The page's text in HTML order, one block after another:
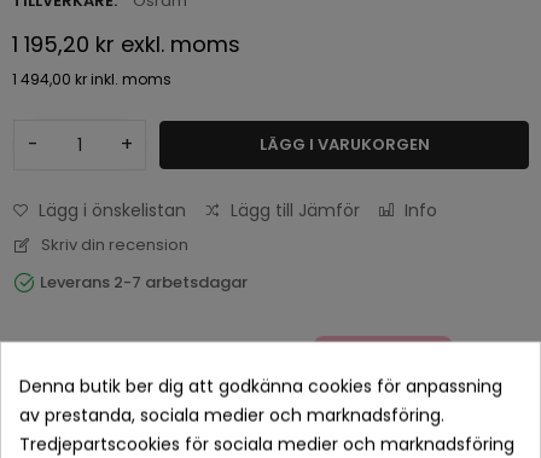
1 195,20 kr exkl. moms
1 494,00 kr inkl. moms
- + LÄGG I VARUKORGEN
Lägg i önskelistan Lägg till Jämför Info
Skriv din recension
Leverans 2-7 arbetsdagar
Denna butik ber dig att godkänna cookies för anpassning
av prestanda, sociala medier och marknadsföring.
Tredjepartscookies för sociala medier och marknadsföring